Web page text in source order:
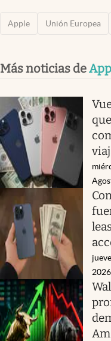
Apple Unión Europea
Más noticias de
2026